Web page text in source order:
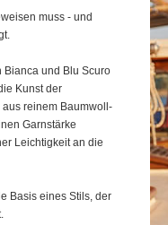
muss - und
Bianca und Blu Scuro
Kunst der
aus reinem Baumwoll-
Garnstärke
Leichtigkeit an die
Basis eines Stils, der